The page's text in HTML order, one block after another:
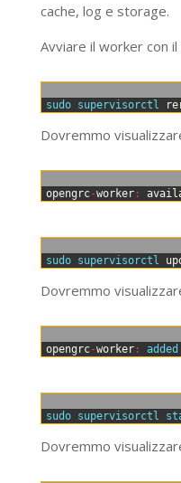
cache, log e storage.
Avviare il worker con il
sudo supervisorctl
Dovremmo
opengrc-worker:
sudo supervisorctl
Dovremmo
opengrc-worker: added
sudo supervisorctl
Dovremmo